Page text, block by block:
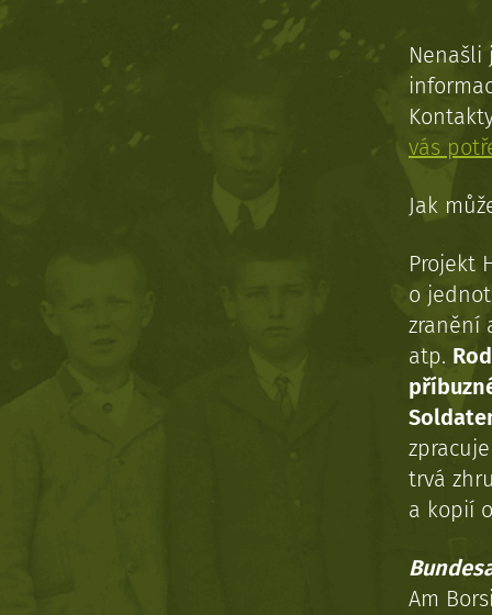
Nenašli
vás
Jak
Projekt
o
zranění
atp.
trvá
a kopií
Am